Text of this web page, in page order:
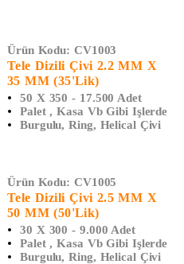
Ürün Kodu: CV1003
Tele Dizili Çivi 2.2 MM X
35 MM (35'lik)
50 X 350 - 17.500 Adet
Palet , Kasa Vb Gibi Işlerde
Burgulu, Ring, Helical Çivi
Ürün Kodu: CV1005
Tele Dizili Çivi 2.5 MM X
50 MM (50'lik)
30 X 300 - 9.000 Adet
Palet , Kasa Vb Gibi Işlerde
Burgulu, Ring, Helical Çivi